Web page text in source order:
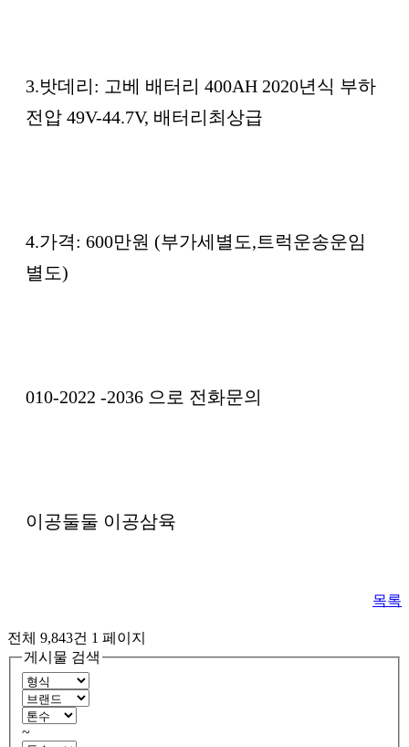
3.밧데리: 고베 배터리 400AH 2020년식 부하
전압 49V-44.7V, 배터리최상급
4.가격: 600만원 (부가세별도,트럭운송운임
별도)
010-2022 -2036 으로 전화문의
이공둘둘 이공삼육
목록
전체 9,843건 1 페이지
게시물 검색
~